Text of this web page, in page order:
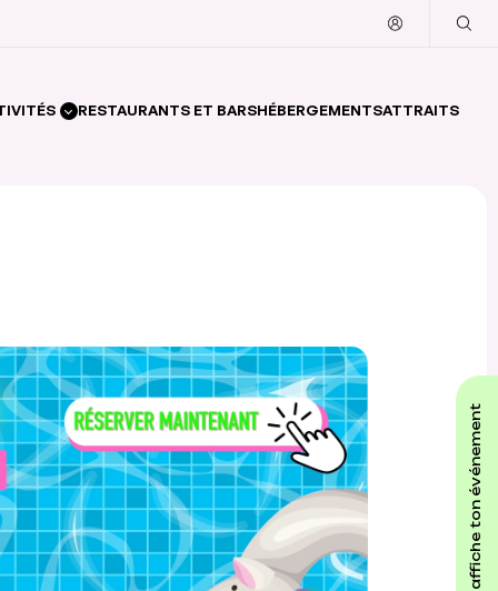
RESTAURANTS ET BARSHÉBERGEMENTSATTRAITS
affiche ton événement